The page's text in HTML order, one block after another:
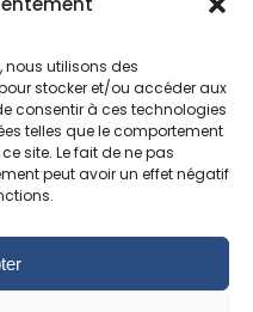
nous utilisons des
stocker et/ou accéder aux
consentir à ces technologies
telles que le comportement
site. Le fait de ne pas
peut avoir un effet négatif
IA
MSP
dans votre boîte mail